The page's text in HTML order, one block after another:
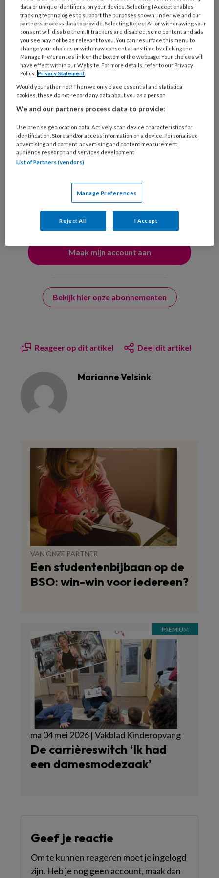
Bij
welke
organisatie
werk
je?
Untitled
Ontvang 2x per week de
KinderopvangTotaal nieuwsbrief
Ontvang iedere zondag het
Management Kinderopvang
Weekoverzicht
Ja, ik geef toestemming voor e-mails
van KinderopvangTotaal en
Springer Media B.V.
uw profiel in overeenstemming met onsprivacy statement
Bekijk hier onze abonnementen
Reageer op dit artikel Deel dit artikel
Marianne Velsink
VAN ONZE PARTNER
Een studentenbijbaan op de
BSO: win-win voor iedereen?
ma 04 mei 2026 | Vakblad Kinderopvang
De carrièreswitch ‘Ik had
een damesmodezaak’
Geef je reactie
Om te kunnen reageren moet je ingelogd
zijn. Heb je nog geen account, maak dan
data or unique identifiers, on your device. Selecting I Accept enables
tracking technologies to support the purposes shown under we and our
partners process data to provide. Selecting Reject All or withdrawing your
consent will disable them. If trackers are disabled, some content and ads
you see may not be as relevant to you. You can resurface this menu to
change your choices or withdraw consent at any time by clicking the
Manage Preferences link on the bottom of the webpage. Your choices will
have effect within our Website. For more details, refer to our Privacy
Policy. Privacy Statement
Would you rather not? Then we only place essential and statistical
cookies, these do not record any data about you as a person
We and our partners process data to provide:
Use precise geolocation data. Actively scan device characteristics for
identification. Store and/or access information on a device. Personalised
advertising and content, advertising and content measurement,
audience research and services development.
List of Partners (vendors)
Manage Preferences
Reject All I Accept